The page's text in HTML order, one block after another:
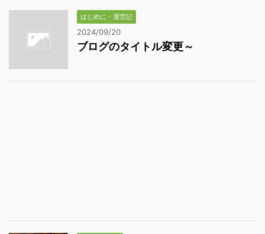
はじめに・運営記
2024/09/20
ブログのタイトル変更～